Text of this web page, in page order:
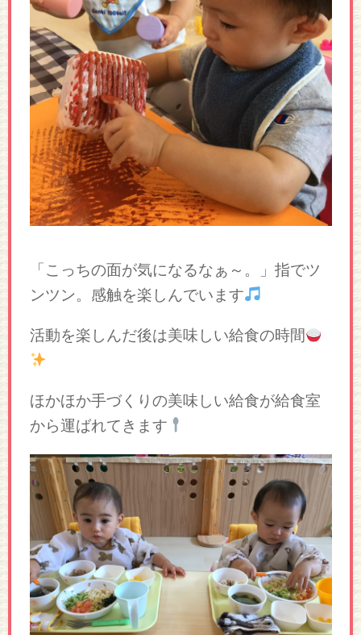
「こっちの面が気になるなぁ～。」指でツ
ンツン。感触を楽しんでいます
活動を楽しんだ後は美味しい給食の時間
ほかほか手づくりの美味しい給食が給食室
から運ばれてきます